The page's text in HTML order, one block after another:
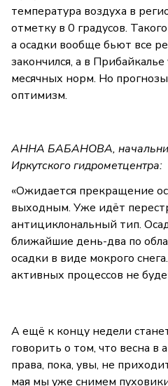
температура воздуха в
отметку в 0 градусов.
а осадки вообще бьют все
закончился, а в
месячных норм. Но
оптимизм.
АННА БАБАНОВА, начальник
Иркутского гидрометцентра:
«Ожидается прекращение
выходным. Уже идёт
антициклональный тип.
ближайшие день-два по
осадки в виде мокрого
активных процессов не
А ещё к концу недели
говорить о том, что весна в
права, пока, увы, не
мая мы уже снимем